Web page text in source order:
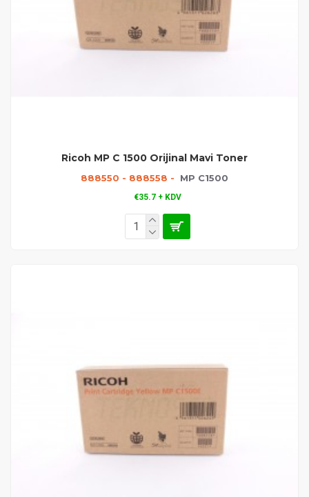
888550 - 888558 - MP C1500
Ricoh MP C 1500 Orijinal Mavi Toner
€35.7 + KDV